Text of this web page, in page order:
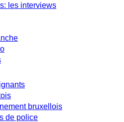
les interviews
bruxellois
de police